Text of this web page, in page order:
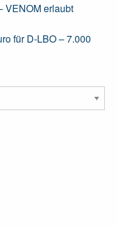
VENOM erlaubt
für D-LBO – 7.000